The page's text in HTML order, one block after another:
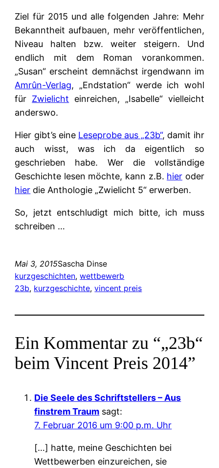
Ziel für 2015 und alle folgenden Jahre: Mehr
Bekanntheit aufbauen, mehr veröffentlichen,
Niveau halten bzw. weiter steigern. Und
endlich mit dem Roman vorankommen.
„Susan“ erscheint demnächst irgendwann im
Amrûn-Verlag, „Endstation“ werde ich wohl
für Zwielicht einreichen, „Isabelle“ vielleicht
anderswo.
Hier gibt’s eine Leseprobe aus „23b“, damit ihr
auch wisst, was ich da eigentlich so
geschrieben habe. Wer die vollständige
Geschichte lesen möchte, kann z.B. hier oder
hier die Anthologie „Zwielicht 5“ erwerben.
So, jetzt entschludigt mich bitte, ich muss
schreiben …
Mai 3, 2015Sascha Dinse
kurzgeschichten, wettbewerb
23b, kurzgeschichte, vincent preis
Ein Kommentar zu “„23b“
beim Vincent Preis 2014”
Die Seele des Schriftstellers – Aus
finstrem Traum sagt:
7. Februar 2016 um 9:00 p.m. Uhr
[…] hatte, meine Geschichten bei
Wettbewerben einzureichen, sie